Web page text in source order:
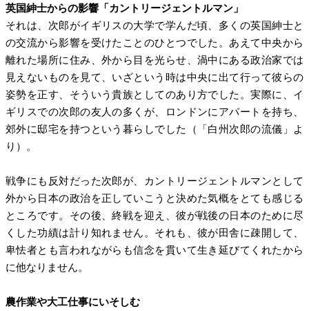
英国紳士からの影響「カントリージェントルマン」
それは、次郎がイギリスの大学で学んだ頃、多くの英国紳士と
の交流から影響を受けたことのひとつでした。あえて中央から
離れた場所に住み、外から目を光らせ、渦中にある政治家では
見えないものを見て、いざという時は中央に出て行って彼らの
姿勢を正す、そういう貴族としてのあり方でした。実際に、イ
ギリスでの次郎の友人の多くが、ロンドンにアパートを持ち、
郊外に邸宅を持つという暮らしでした（「白州次郎の流儀」よ
り）。
戦争にも反対だった次郎が、カントリージェントルマンとして
外から日本の政治を正していこうと決めた気概をとても感じる
ところです。その後、終戦を迎え、彼が戦後の日本のために尽
くした功績は計り知れません。それも、彼が田舎に疎開して、
卑怯者とも言われながらも信念を貫いて生き延びてくれたから
に他なりません。
農作業や大工仕事にいそしむ